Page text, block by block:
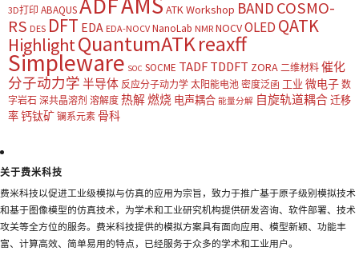
3D打印 ABAQUSADF ATK Workshop BAND COSMO-
RS DES DFT EDA EDA-NOCV NanoLab NMR NOCVOLED QATK
HighlightQuantumATKreaxff
Simpleware SOC SOCME TADF TDDFT ZORA 二维材料 催化
分子动力学 半导体 反应分子动力学 太阳能电池 密度泛函 工业 微电子 数
字岩石 深共晶溶剂 溶解度 热解燃烧 电声耦合 能量分解 自旋轨道耦合迁移
率钙钛矿 镧系元素 骨科
关于费米科技
费米科技以促进工业级模拟与仿真的应用为宗旨，致力于推广基于原子级别模拟技术
和基于图像模型的仿真技术，为学术和工业研究机构提供研发咨询、软件部署、技术
攻关等全方位的服务。费米科技提供的模拟方案具有面向应用、模型新颖、功能丰
富、计算高效、简单易用的特点，已经服务于众多的学术和工业用户。